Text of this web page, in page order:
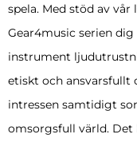
spela. Med stöd av
Gear4music serien
instrument
etiskt och ansvarsfullt
intressen samtidigt
omsorgsfull värld.